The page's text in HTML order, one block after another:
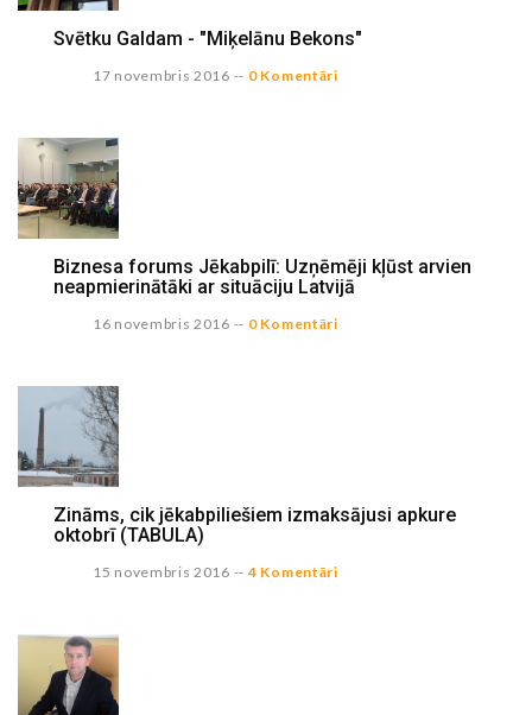
Svētku Galdam - "Miķelānu Bekons"
17 novembris 2016 -- 0 Komentāri
Biznesa forums Jēkabpilī: Uzņēmēji kļūst arvien
neapmierinātāki ar situāciju Latvijā
16 novembris 2016 -- 0 Komentāri
Zināms, cik jēkabpiliešiem izmaksājusi apkure
oktobrī (TABULA)
15 novembris 2016 -- 4 Komentāri